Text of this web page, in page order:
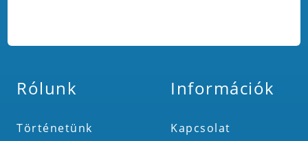
Rólunk
Történetünk
Információk
Kapcsolat